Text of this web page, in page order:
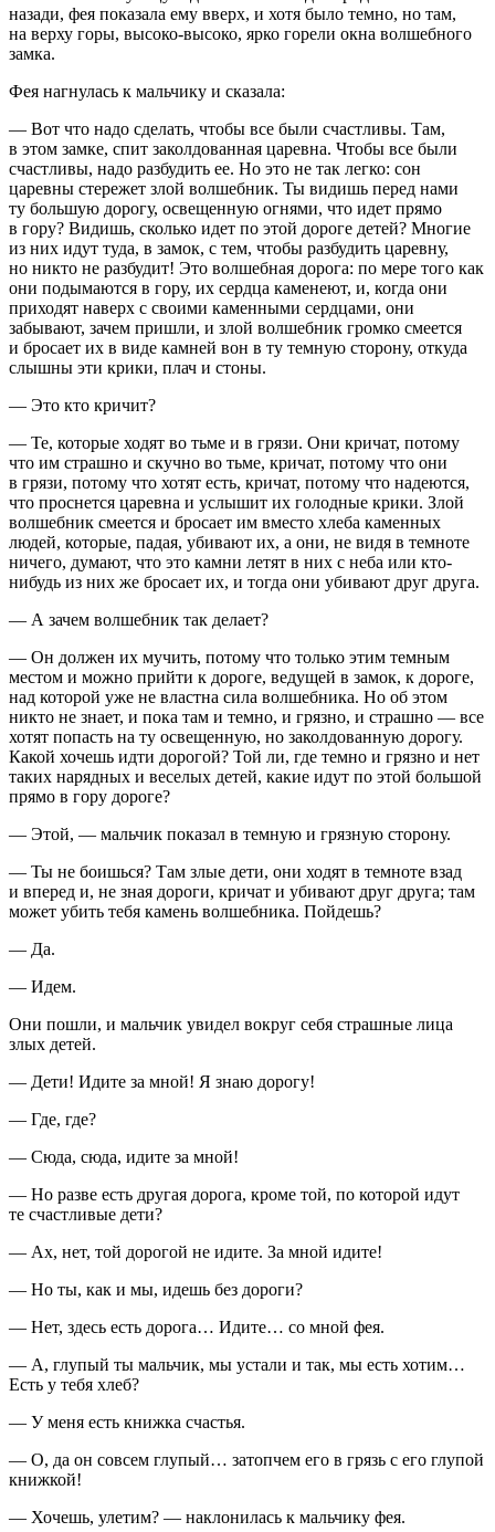
назади, фея показала ему вверх, и хотя было темно, но там,
на верху горы, высоко-высоко, ярко горели окна волшебного
замка.
Фея нагнулась к мальчику и сказала:
— Вот что надо сделать, чтобы все были счастливы. Там,
в этом замке, спит заколдованная царевна. Чтобы все были
счастливы, надо разбудить ее. Но это не так легко: сон
царевны стережет злой волшебник. Ты видишь перед нами
ту большую дорогу, освещенную огнями, что идет прямо
в гору? Видишь, сколько идет по этой дороге детей? Многие
из них идут туда, в замок, с тем, чтобы разбудить царевну,
но никто не разбудит! Это волшебная дорога: по мере того как
они подымаются в гору, их сердца каменеют, и, когда они
приходят наверх с своими каменными сердцами, они
забывают, зачем пришли, и злой волшебник громко смеется
и бросает их в виде камней вон в ту темную сторону, откуда
слышны эти крики, плач и стоны.
— Это кто кричит?
— Те, которые ходят во тьме и в грязи. Они кричат, потому
что им страшно и скучно во тьме, кричат, потому что они
в грязи, потому что хотят есть, кричат, потому что надеются,
что проснется царевна и услышит их голодные крики. Злой
волшебник смеется и бросает им вместо хлеба каменных
людей, которые, падая, убивают их, а они, не видя в темноте
ничего, думают, что это камни летят в них с неба или кто-
нибудь из них же бросает их, и тогда они убивают друг друга.
— А зачем волшебник так делает?
— Он должен их мучить, потому что только этим темным
местом и можно прийти к дороге, ведущей в замок, к дороге,
над которой уже не властна сила волшебника. Но об этом
никто не знает, и пока там и темно, и грязно, и страшно — все
хотят попасть на ту освещенную, но заколдованную дорогу.
Какой хочешь идти дорогой? Той ли, где темно и грязно и нет
таких нарядных и веселых детей, какие идут по этой большой
прямо в гору дороге?
— Этой, — мальчик показал в темную и грязную сторону.
— Ты не боишься? Там злые дети, они ходят в темноте взад
и вперед и, не зная дороги, кричат и убивают друг друга; там
может убить тебя камень волшебника. Пойдешь?
— Да.
— Идем.
Они пошли, и мальчик увидел вокруг себя страшные лица
злых детей.
— Дети! Идите за мной! Я знаю дорогу!
— Где, где?
— Сюда, сюда, идите за мной!
— Но разве есть другая дорога, кроме той, по которой идут
те счастливые дети?
— Ах, нет, той дорогой не идите. За мной идите!
— Но ты, как и мы, идешь без дороги?
— Нет, здесь есть дорога… Идите… со мной фея.
— А, глупый ты мальчик, мы устали и так, мы есть хотим…
Есть у тебя хлеб?
— У меня есть книжка счастья.
— О, да он совсем глупый… затопчем его в грязь с его глупой
книжкой!
— Хочешь, улетим? — наклонилась к мальчику фея.